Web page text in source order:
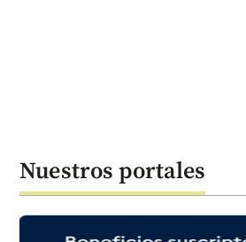
Nuestros portales